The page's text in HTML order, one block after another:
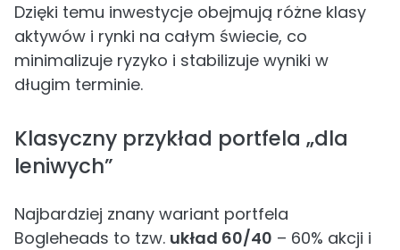
Dzięki temu inwestycje obejmują różne klasy
aktywów i rynki na całym świecie, co
minimalizuje ryzyko i stabilizuje wyniki w
długim terminie.
Klasyczny przykład portfela „dla
leniwych”
Najbardziej znany wariant portfela
Bogleheads to tzw. układ 60/40 – 60% akcji i